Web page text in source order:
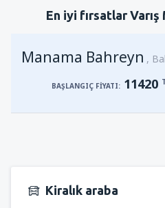
İncele
En iyi fırsatlar
Manama Bahreyn
BAŞLANGIÇ FIYATI: 11420
Kiralık araba